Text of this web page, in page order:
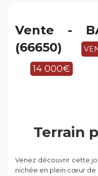
Vente -
(66650)
14 000€
Terrain
Venez découvrir cette
nichée en plein cœur de